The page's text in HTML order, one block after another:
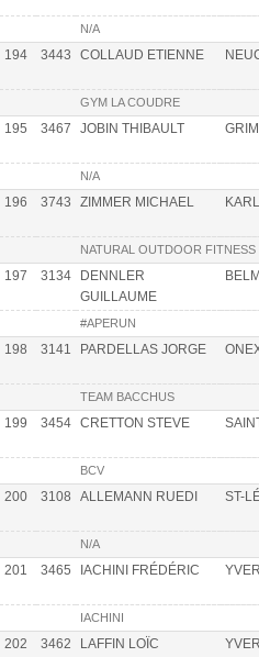
N/A
194 3443 COLLAUD ETIENNE
GYM LA COUDRE
195 3467 JOBIN THIBAULT
N/A
196 3743 ZIMMER MICHAEL
NATURAL OUTDOOR FITNESS
197 3134
DENNLER
GUILLAUME
#APERUN
198 3141 PARDELLAS JORGE
TEAM BACCHUS
199 3454 CRETTON STEVE
BCV
200 3108 ALLEMANN RUEDI ST-
N/A
201 3465 IACHINI FRÉDÉRIC
IACHINI
202 3462 LAFFIN LOÏC